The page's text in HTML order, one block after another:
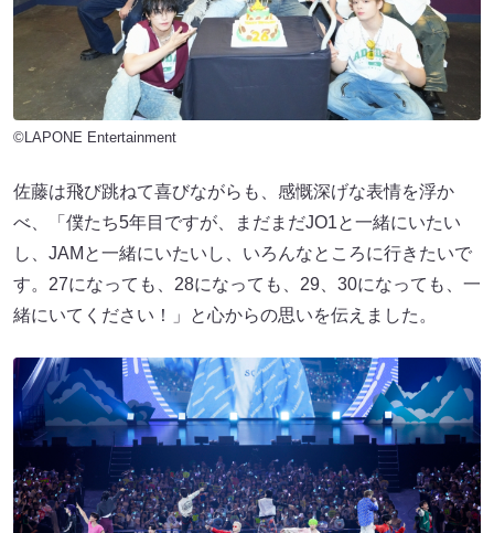
©LAPONE Entertainment
佐藤は飛び跳ねて喜びながらも、感慨深げな表情を浮か
べ、「僕たち5年目ですが、まだまだJO1と一緒にいたい
し、JAMと一緒にいたいし、いろんなところに行きたいで
す。27になっても、28になっても、29、30になっても、一
緒にいてください！」と心からの思いを伝えました。